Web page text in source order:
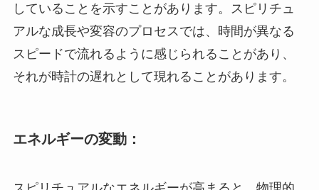
していることを示すことがあります。スピリチュ
アルな成長や変容のプロセスでは、時間が異なる
スピードで流れるように感じられることがあり、
それが時計の遅れとして現れることがあります。
エネルギーの変動：